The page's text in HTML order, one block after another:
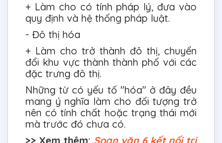
+ Làm cho có tính pháp lý, đưa vào
quy định và hệ thống pháp luật.
- Đô thị hóa
+ Làm cho trở thành đô thị, chuyển
đổi khu vực thành thành phố với các
đặc trưng đô thị.
Những từ có yếu tố "hóa" ở đây đều
mang ý nghĩa làm cho đối tượng trở
nên có tính chất hoặc trạng thái mới
mà trước đó chưa có.
>> Xem thêm: Soạn văn 6 kết nối tri